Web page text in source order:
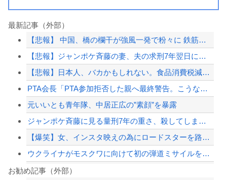
最新記事（外部）
【悲報】 中国、橋の欄干が強風一発で粉々に 鉄筋ゼロ 当局「接着剤でくっつけただ...
【悲報】ジャンポケ斉藤の妻、夫の求刑7年翌日にウキウキでInstagram更新
【悲報】日本人、バカかもしれない。食品消費税減税（8%→1%）に93.2%が賛成...
PTA会長「PTA参加拒否した親へ最終警告。こうなってもいい？」
元いいとも青年隊、中居正広の”素顔”を暴露
ジャンポケ斉藤に見る量刑7年の重さ、殺してしまい傷害致死罪を狙う方が量刑的には軽...
【爆笑】女、インスタ映えの為にロードスターを路肩に止めて記念撮影していたら後続車...
ウクライナがモスクワに向けて初の弾道ミサイルを発射か？！
お勧め記事（外部）